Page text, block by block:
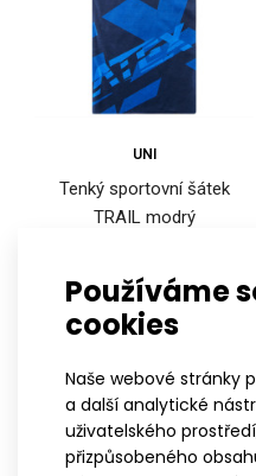
Používáme
cookies
Naše webové stránky
a další analytické
uživatelského
přizpůsobeného
Univerzální sportovní šátek
Jedná se o
UNI
Tenký sportovní šátek
TRAIL modrý